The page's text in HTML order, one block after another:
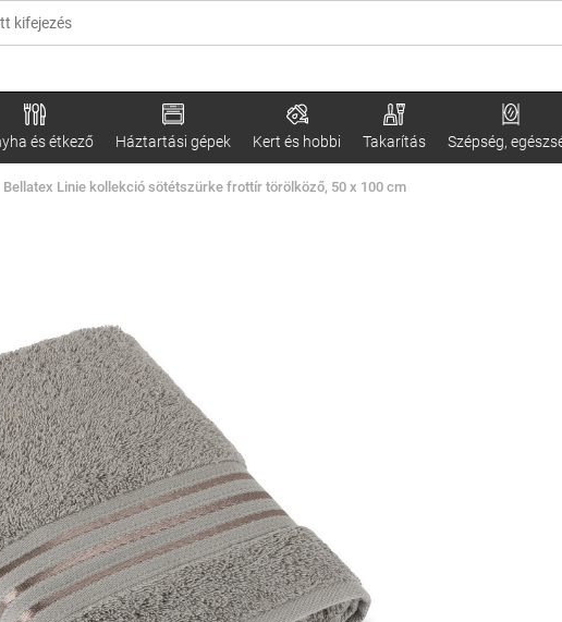
és étkező Háztartási gépek Kert és hobbi Takarítás Szépség,
Bellatex Linie kollekció sötétszürke frottír törölköző, 50 x 100 cm